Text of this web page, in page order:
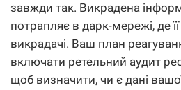
завжди так. Викрадена
потрапляє в дарк-мережі, де
викрадачі. Ваш план
включати ретельний аудит
щоб визначити, чи є дані